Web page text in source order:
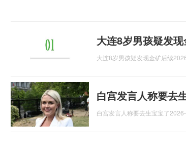
大连8岁男孩疑发
大连8岁男孩疑发现金矿后续
白宫发言人称要去
白宫发言人称要去生宝宝了